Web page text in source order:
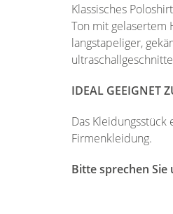
Klassisches
Ton mit gelasertem
langstapeliger,
IDEAL GEEIGNET
Das
Firmenkleidung.
Bitte sprechen